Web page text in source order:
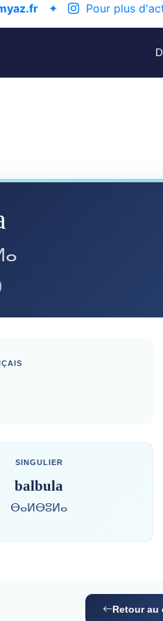
✦ Pour plus
SINGULIER
balbula
ⴱⴰⵍⴱⵓⵍⴰ
Retour au